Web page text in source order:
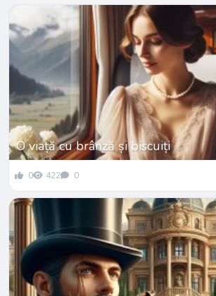
O viață cu brânză și biscuiți
0 422 0